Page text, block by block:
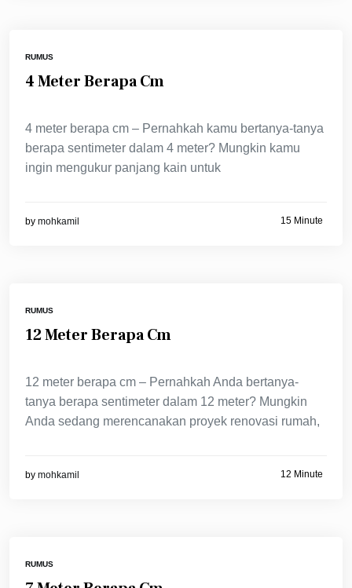
RUMUS
4 Meter Berapa Cm
4 meter berapa cm – Pernahkah kamu bertanya-tanya
berapa sentimeter dalam 4 meter? Mungkin kamu
ingin mengukur panjang kain untuk
by mohkamil 15 Minute
RUMUS
12 Meter Berapa Cm
12 meter berapa cm – Pernahkah Anda bertanya-
tanya berapa sentimeter dalam 12 meter? Mungkin
Anda sedang merencanakan proyek renovasi rumah,
by mohkamil 12 Minute
RUMUS